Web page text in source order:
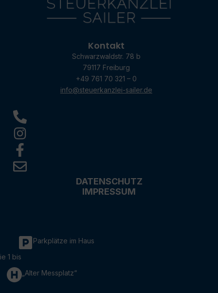
Kontakt
Schwarzwaldstr. 78 b
79117 Freiburg
+49 761 70 321 – 0
info@steuerkanzlei-sailer.de
DATENSCHUTZ
IMPRESSUM
Parkplätze im Haus
1 bis
„Alter Messplatz“